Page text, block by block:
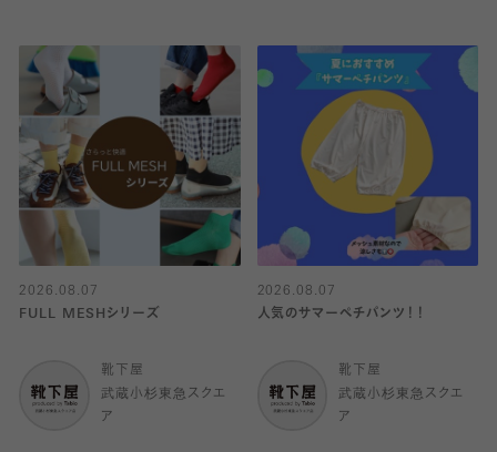
2026.08.07
FULL MESHシリーズ
靴下屋
武蔵小杉東急スクエ
ア
2026.08.07
人気のサマーペチパンツ！！
靴下屋
武蔵小杉東急スクエ
ア